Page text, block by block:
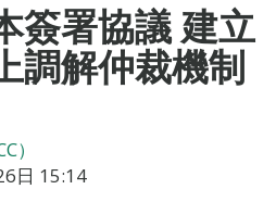
簽署協議 建立
調解仲裁機制
）
日 15:14